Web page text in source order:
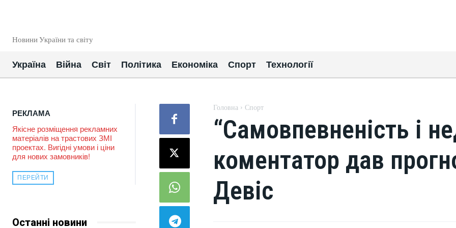
Новини України та світу
Україна Війна Світ Політика Економіка Спорт Технології
РЕКЛАМА
Якісне розміщення рекламних
матеріалів на трастових ЗМІ
проектах. Вигідні умови і ціни
для нових замовників!
ПЕРЕЙТИ
Останні новини
Головна Спорт
“Самовпевненість і
коментатор дав
Девіс